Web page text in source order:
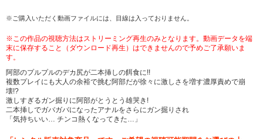
※ご購入いただく動画ファイルには、目線は入っておりません。
※この作品の視聴方法はストリーミング再生のみとなります。動画データを端
末に保存すること（ダウンロード再生）はできませんので予めご了承願いま
す。
阿部のプルプルのデカ尻が二本挿しの餌食に!!
複数プレイにも大人の余裕で挑む阿部だが徐々に激しさを増す濃厚責めで崩
壊!?
激しすぎるガン掘りに阿部がとうとう雄哭き!
二本挿しでガバガバになったアナルをさらにガン掘りされ
「気持ちいい… チンコ熱くなってきた…」